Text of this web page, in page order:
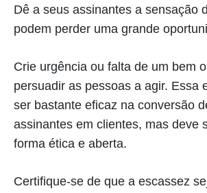
Dê a seus assinantes a sensação
podem perder uma grande
Crie urgência ou falta de um bem
persuadir as pessoas a agir. Essa
ser bastante eficaz na conversão
assinantes em clientes, mas deve
forma ética e aberta.
Certifique-se de que a escassez